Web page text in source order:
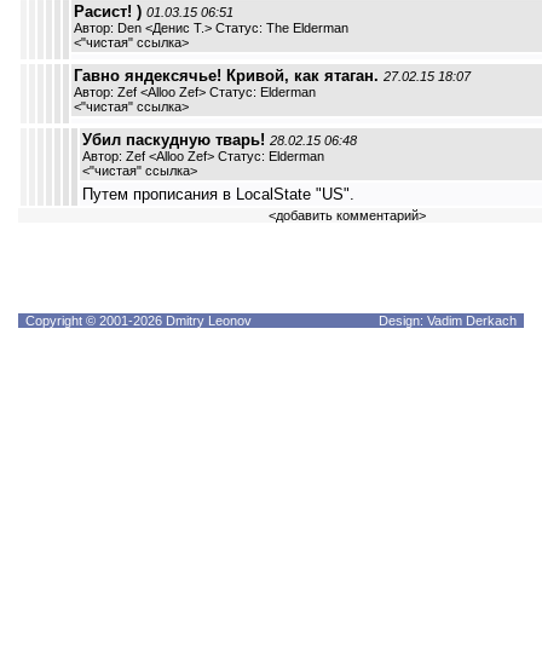
Расист! ) 01.03.15 06:51
Автор: Den <Денис Т.> Статус: The Elderman
<"чистая" ссылка>
Гавно яндексячье! Кривой, как ятаган. 27.02.15 18:07
Автор: Zef <Alloo Zef> Статус: Elderman
<"чистая" ссылка>
Убил паскудную тварь! 28.02.15 06:48
Автор: Zef <Alloo Zef> Статус: Elderman
<"чистая" ссылка>
Путем прописания в LocalState "US".
<добавить комментарий>
Copyright © 2001-2026 Dmitry Leonov Design: Vadim Derkach